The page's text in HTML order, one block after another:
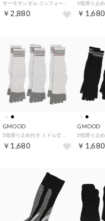
￥2,880 ￥1,680
GMOOD
5指滑り止め付き ミドル丈 メンズ レディース 3Pソックス スポーツ 靴下 （ホワイト）
￥1,680
GMOOD
￥1,680